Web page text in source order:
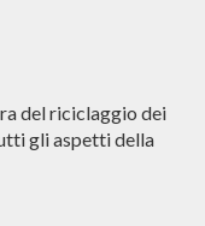
del riciclaggio dei
gli aspetti della